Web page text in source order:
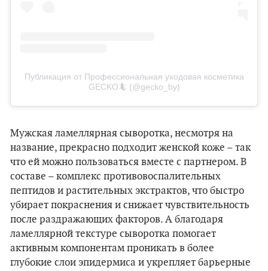
Публикация от Профессиональная уходовая косметика
GECKO🦎 (@gecko_by)
Мужская ламеллярная сыворотка, несмотря на
название, прекрасно подходит женской коже – так
что ей можно пользоваться вместе с партнером. В
составе – комплекс противовоспалительных
пептидов и растительных экстрактов, что быстро
убирает покраснения и снижает чувствительность
после раздражающих факторов. А благодаря
ламеллярной текстуре сыворотка помогает
активным компонентам проникать в более
глубокие слои эпидермиса и укрепляет барьерные